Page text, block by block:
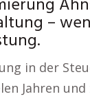
–
in der
Jahren und